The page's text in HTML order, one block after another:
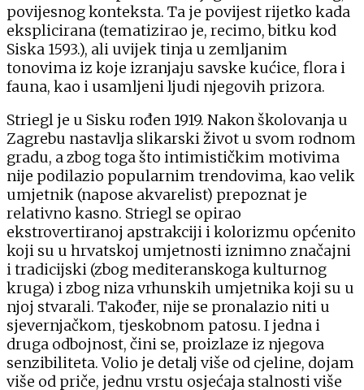
povijesnog konteksta. Ta je povijest rijetko kada
eksplicirana (tematizirao je, recimo, bitku kod
Siska 1593.), ali uvijek tinja u zemljanim
tonovima iz koje izranjaju savske kućice, flora i
fauna, kao i usamljeni ljudi njegovih prizora.
Striegl je u Sisku rođen 1919. Nakon školovanja u
Zagrebu nastavlja slikarski život u svom rodnom
gradu, a zbog toga što intimističkim motivima
nije podilazio popularnim trendovima, kao velik
umjetnik (napose akvarelist) prepoznat je
relativno kasno. Striegl se opirao
ekstrovertiranoj apstrakciji i kolorizmu općenito
koji su u hrvatskoj umjetnosti iznimno značajni
i tradicijski (zbog mediteranskoga kulturnog
kruga) i zbog niza vrhunskih umjetnika koji su u
njoj stvarali. Također, nije se pronalazio niti u
sjevernjačkom, tjeskobnom patosu. I jedna i
druga odbojnost, čini se, proizlaze iz njegova
senzibiliteta. Volio je detalj više od cjeline, dojam
više od priče, jednu vrstu osjećaja stalnosti više